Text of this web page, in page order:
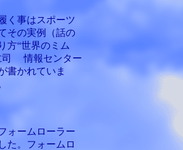
く事はスポーツ
その実例（話の
方“世界のミム
司 情報センター
書かれていま
ォームローラー
た。フォームロ